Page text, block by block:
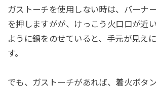
ガストーチを使用しない時は、バーナ
を押しますがが、けっこう火口口が近
ように鍋をのせていると、手元が見え
す。
でも、ガストーチがあれば、着火ボタ